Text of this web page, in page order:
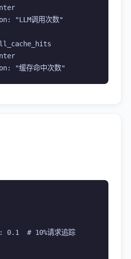
"LLM调用次数"
"缓存命中次数"
0.1  # 10%请求追踪